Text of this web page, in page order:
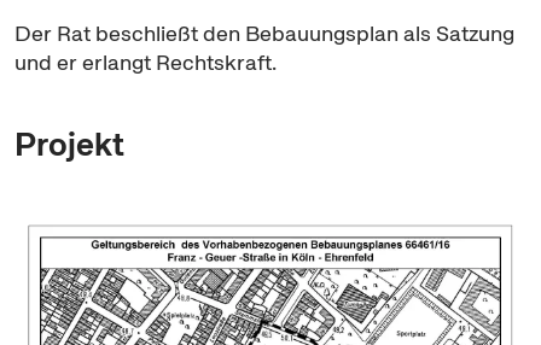
Der Rat beschließt den Bebauungsplan als Satzung
und er erlangt Rechtskraft.
Projekt